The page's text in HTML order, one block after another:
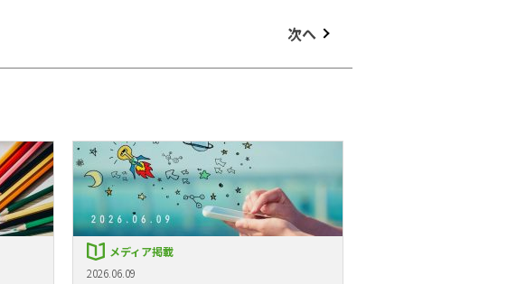
次へ
メディア掲載
2026.06.09